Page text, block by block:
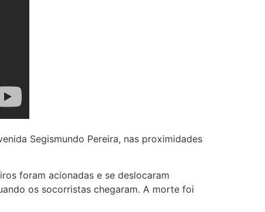
Segismundo Pereira, nas proximidades
foram acionadas e se deslocaram
os socorristas chegaram. A morte foi